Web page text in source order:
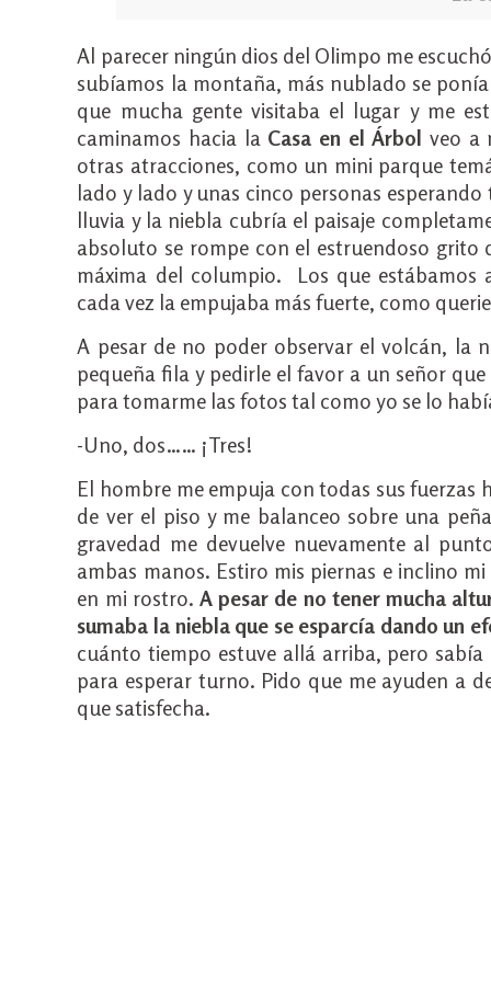
Al parecer ningún dios del Olimpo me
subíamos la montaña, más nublado se
que mucha gente visitaba el lugar y me
caminamos hacia la Casa en el Árbol veo a
otras atracciones, como un mini parque
lado y lado y unas cinco personas
lluvia y la niebla cubría el paisaje
absoluto se rompe con el estruendoso grito
máxima del columpio. Los que estábamos
cada vez la empujaba más fuerte, como
A pesar de no poder observar el volcán, la
pequeña fila y pedirle el favor a un señor
para tomarme las fotos tal como yo se lo
-Uno, dos…… ¡Tres!
El hombre me empuja con todas sus fuerzas
de ver el piso y me balanceo sobre una
gravedad me devuelve nuevamente al
ambas manos. Estiro mis piernas e inclino
en mi rostro.A pesar de no tener mucha
sumaba la niebla que se esparcía dando un
cuánto tiempo estuve allá arriba, pero
para esperar turno. Pido que me ayuden a
que satisfecha.